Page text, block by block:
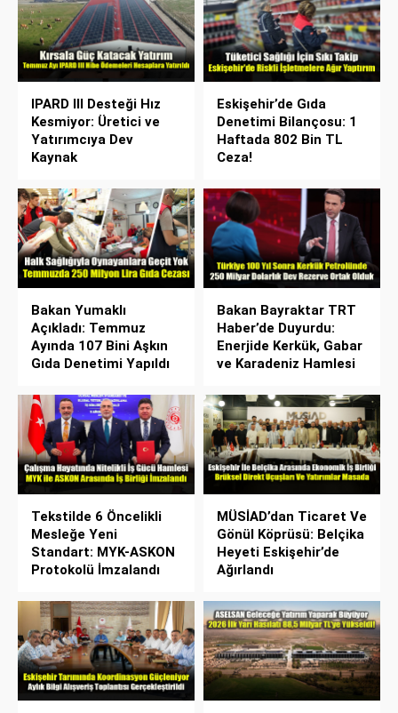
IPARD III Desteği Hız
Kesmiyor: Üretici ve
Yatırımcıya Dev
Kaynak
Eskişehir’de Gıda
Denetimi Bilançosu: 1
Haftada 802 Bin TL
Ceza!
Bakan Yumaklı
Açıkladı: Temmuz
Ayında 107 Bini Aşkın
Gıda Denetimi Yapıldı
Bakan Bayraktar TRT
Haber’de Duyurdu:
Enerjide Kerkük, Gabar
ve Karadeniz Hamlesi
Tekstilde 6 Öncelikli
Mesleğe Yeni
Standart: MYK-ASKON
Protokolü İmzalandı
MÜSİAD’dan Ticaret Ve
Gönül Köprüsü: Belçika
Heyeti Eskişehir’de
Ağırlandı